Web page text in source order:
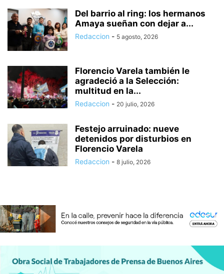
Del barrio al ring: los hermanos
Amaya sueñan con dejar a...
Redaccion - 5 agosto, 2026
Florencio Varela también le
agradeció a la Selección:
multitud en la...
Redaccion - 20 julio, 2026
Festejo arruinado: nueve
detenidos por disturbios en
Florencio Varela
Redaccion - 8 julio, 2026